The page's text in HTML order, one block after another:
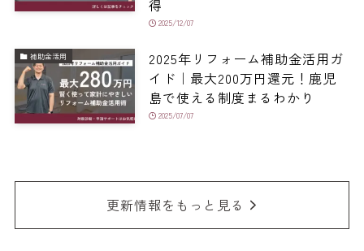
得
2025/12/07
補助金活用
2025年リフォーム補助金活用ガ
イド｜最大200万円還元！鹿児
島で使える制度まるわかり
2025/07/07
更新情報をもっと見る